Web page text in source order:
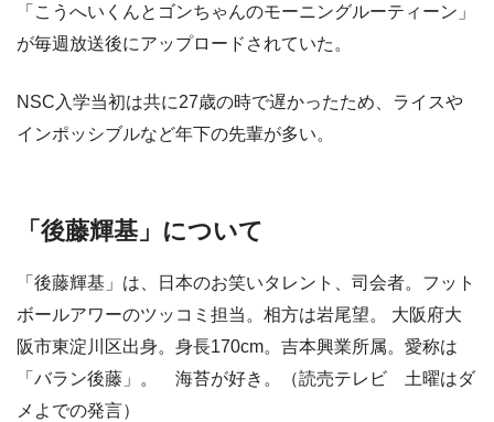
「こうへいくんとゴンちゃんのモーニングルーティーン」
が毎週放送後にアップロードされていた。
NSC入学当初は共に27歳の時で遅かったため、ライスや
インポッシブルなど年下の先輩が多い。
「後藤輝基」について
「後藤輝基」は、日本のお笑いタレント、司会者。フット
ボールアワーのツッコミ担当。相方は岩尾望。 大阪府大
阪市東淀川区出身。身長170cm。吉本興業所属。愛称は
「バラン後藤」。 海苔が好き。（読売テレビ 土曜はダ
メよでの発言）